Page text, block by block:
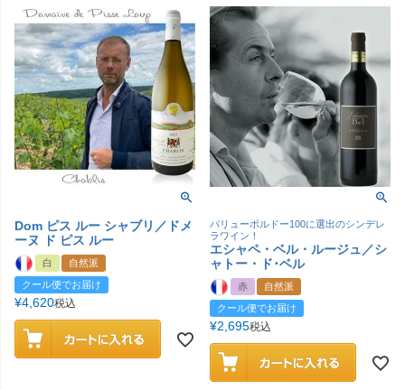
Dom ピス ルー シャブリ／ドメ
ーヌ ド ピス ルー
白
自然派
クール便でお届け
¥4,620税込
バリューボルドー100に選出のシンデレ
ラワイン！
エシャペ・ベル・ルージュ／シ
ャトー・ド･ベル
赤
自然派
クール便でお届け
¥2,695税込